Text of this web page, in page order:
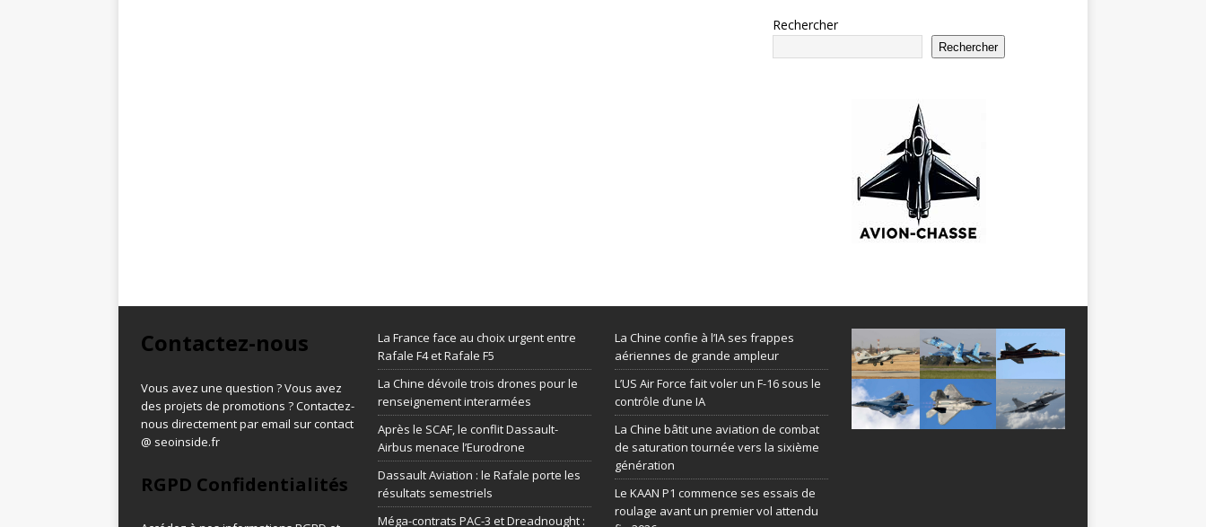
Rechercher
Rechercher
Contactez-nous
Vous avez une question ? Vous avez
des projets de promotions ? Contactez-
nous directement par email sur contact
@ seoinside.fr
RGPD Confidentialités
La France face au choix urgent entre
Rafale F4 et Rafale F5
La Chine dévoile trois drones pour le
renseignement interarmées
Après le SCAF, le conflit Dassault-
Airbus menace l’Eurodrone
Dassault Aviation : le Rafale porte les
résultats semestriels
Méga-contrats PAC-3 et Dreadnought :
La Chine confie à l’IA ses frappes
aériennes de grande ampleur
L’US Air Force fait voler un F-16 sous le
contrôle d’une IA
La Chine bâtit une aviation de combat
de saturation tournée vers la sixième
génération
Le KAAN P1 commence ses essais de
roulage avant un premier vol attendu